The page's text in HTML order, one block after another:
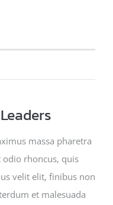
massa pharetra
odio rhoncus, quis
velit elit, finibus non
et malesuada